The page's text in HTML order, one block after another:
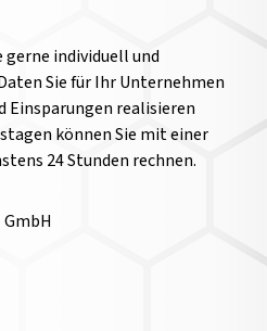
gerne individuell und
Sie für Ihr Unternehmen
Einsparungen realisieren
können Sie mit einer
24 Stunden rechnen.